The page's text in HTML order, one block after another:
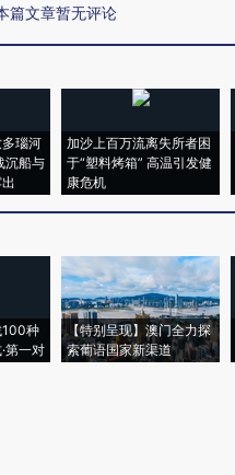
篇文章暂无评论
瑙河
沉船与
加沙上百万流离失所者困
于“塑料烤箱” 高温引发健
康危机
100种
第一对
【特别呈现】澳门全力探
索葡语国家新渠道